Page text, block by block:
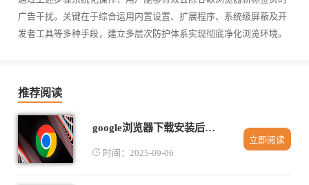
广告干扰。关键在于综合运用内置设置、扩展程序、系统级屏蔽及开
发者工具等多种手段，建立多层次防护体系实现彻底净化浏览环境。
推荐阅读
google浏览器下载安装后性能提升操作方法
时间：2025-09-06
立即阅读